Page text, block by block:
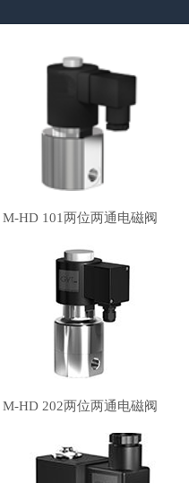
M-HD 101两位两通电磁阀
M-HD 202两位两通电磁阀